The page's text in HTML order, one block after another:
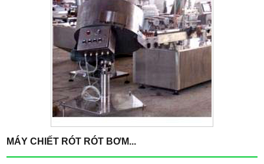
MÁY CHIẾT RÓT RÓT BƠM...